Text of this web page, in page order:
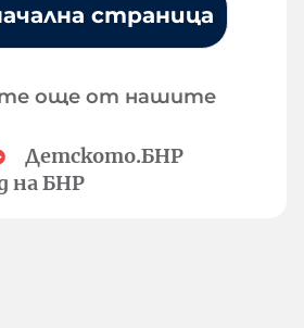
страница
още от нашите
Детското.БНР
на БНР